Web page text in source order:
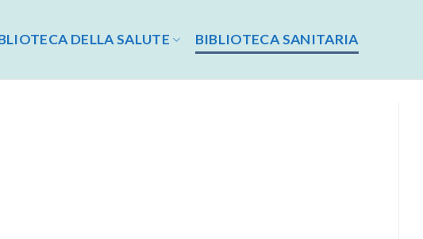
DELLA SALUTE BIBLIOTECA SANITARIA